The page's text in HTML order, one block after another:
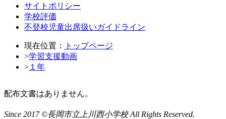
サイトポリシー
学校評価
不登校児童出席扱いガイドライン
現在位置：
トップページ
>学習支援動画
> １年
配布文書はありません。
Since 2017 ©長岡市立上川西小学校 All Rights Reserved.